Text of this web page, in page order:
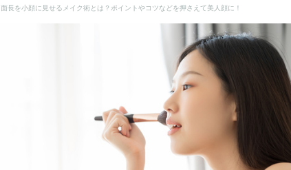
面長を小顔に見せるメイク術とは？ポイントやコツなどを押さえて美人顔に！